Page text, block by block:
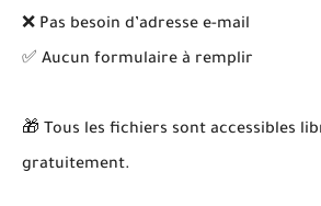
❌ Pas besoin d’adresse e-mail
✅ Aucun formulaire à remplir
🎁 Tous les fichiers sont accessibles
gratuitement.